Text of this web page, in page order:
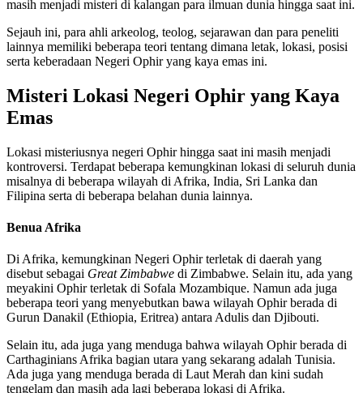
masih menjadi misteri di kalangan para ilmuan dunia hingga saat ini.
Sejauh ini, para ahli arkeolog, teolog, sejarawan dan para peneliti
lainnya memiliki beberapa teori tentang dimana letak, lokasi, posisi
serta keberadaan Negeri Ophir yang kaya emas ini.
Misteri Lokasi Negeri Ophir yang Kaya
Emas
Lokasi misteriusnya negeri Ophir hingga saat ini masih menjadi
kontroversi. Terdapat beberapa kemungkinan lokasi di seluruh dunia
misalnya di beberapa wilayah di Afrika, India, Sri Lanka dan
Filipina serta di beberapa belahan dunia lainnya.
Benua Afrika
Di Afrika, kemungkinan Negeri Ophir terletak di daerah yang
disebut sebagai Great Zimbabwe di Zimbabwe. Selain itu, ada yang
meyakini Ophir terletak di Sofala Mozambique. Namun ada juga
beberapa teori yang menyebutkan bawa wilayah Ophir berada di
Gurun Danakil (Ethiopia, Eritrea) antara Adulis dan Djibouti.
Selain itu, ada juga yang menduga bahwa wilayah Ophir berada di
Carthaginians Afrika bagian utara yang sekarang adalah Tunisia.
Ada juga yang menduga berada di Laut Merah dan kini sudah
tengelam dan masih ada lagi beberapa lokasi di Afrika.